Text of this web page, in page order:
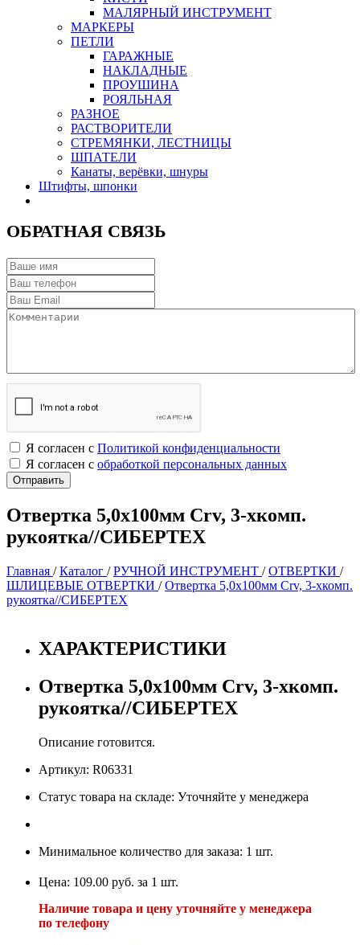
МАЛЯРНЫЙ ИНСТРУМЕНТ
МАРКЕРЫ
ПЕТЛИ
ГАРАЖНЫЕ
НАКЛАДНЫЕ
ПРОУШИНА
РОЯЛЬНАЯ
РАЗНОЕ
РАСТВОРИТЕЛИ
СТРЕМЯНКИ, ЛЕСТНИЦЫ
ШПАТЕЛИ
Канаты, верёвки, шнуры
Штифты, шпонки
ОБРАТНАЯ СВЯЗЬ
Я согласен с Политикой конфиденциальности
Я согласен с обработкой персональных данных
Отвертка 5,0х100мм Crv, 3-хкомп.
рукоятка//СИБЕРТЕХ
Главная /Каталог /РУЧНОЙ ИНСТРУМЕНТ /ОТВЕРТКИ /
ШЛИЦЕВЫЕ ОТВЕРТКИ /Отвертка 5,0х100мм Crv, 3-хкомп.
рукоятка//СИБЕРТЕХ
ХАРАКТЕРИСТИКИ
Отвертка 5,0х100мм Crv, 3-хкомп.
рукоятка//СИБЕРТЕХ
Описание готовится.
Артикул: R06331
Статус товара на складе: Уточняйте у менеджера
Минимальное количество для заказа: 1 шт.
Цена: 109.00 руб. за 1 шт.
Наличие товара и цену уточняйте у менеджера
по телефону